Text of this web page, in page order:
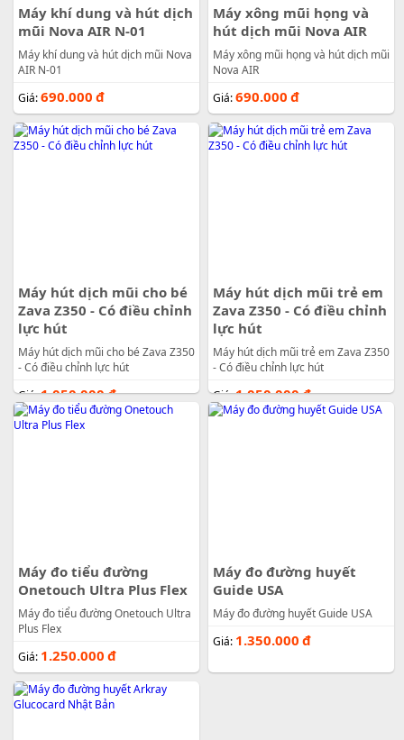
Máy khí dung và hút dịch
mũi Nova AIR N-01
Máy khí dung và hút dịch mũi Nova
AIR N-01
Giá:690.000 đ
Máy xông mũi họng và
hút dịch mũi Nova AIR
Máy xông mũi họng và hút dịch mũi
Nova AIR
Giá:690.000 đ
Máy hút dịch mũi cho bé
Zava Z350 - Có điều chỉnh
lực hút
Máy hút dịch mũi cho bé Zava Z350
- Có điều chỉnh lực hút
Giá:1.050.000đ
Máy hút dịch mũi trẻ em
Zava Z350 - Có điều chỉnh
lực hút
Máy hút dịch mũi trẻ em Zava Z350
- Có điều chỉnh lực hút
Giá:1.050.000đ
Máy đo tiểu đường
Onetouch Ultra Plus Flex
Máy đo tiểu đường Onetouch Ultra
Plus Flex
Giá: 1.250.000 đ
Máy đo đường huyết
Guide USA
Máy đo đường huyết Guide USA
Giá: 1.350.000 đ